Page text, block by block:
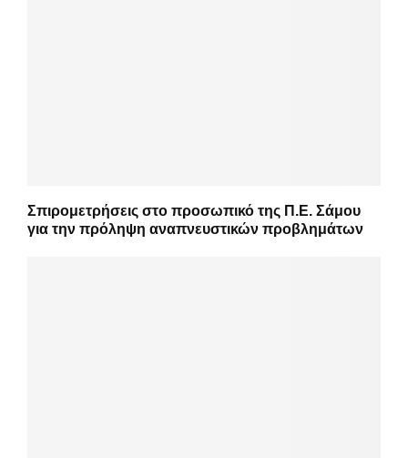
Σπιρομετρήσεις στο προσωπικό της Π.Ε. Σάμου
για την πρόληψη αναπνευστικών προβλημάτων